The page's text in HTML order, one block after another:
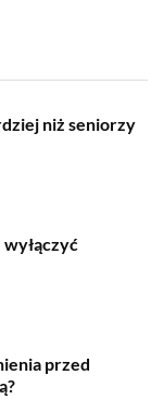
niż seniorzy
wyłączyć
przed